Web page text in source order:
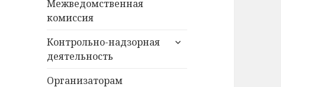
Межведомственная
комиссия
Контрольно-надзорная
деятельность
раскрыть
Организаторам